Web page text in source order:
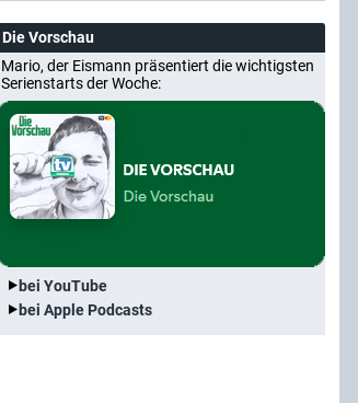
Die Vorschau
Mario, der Eismann präsentiert die wichtigsten
Serienstarts der Woche:
bei YouTube
bei Apple Podcasts